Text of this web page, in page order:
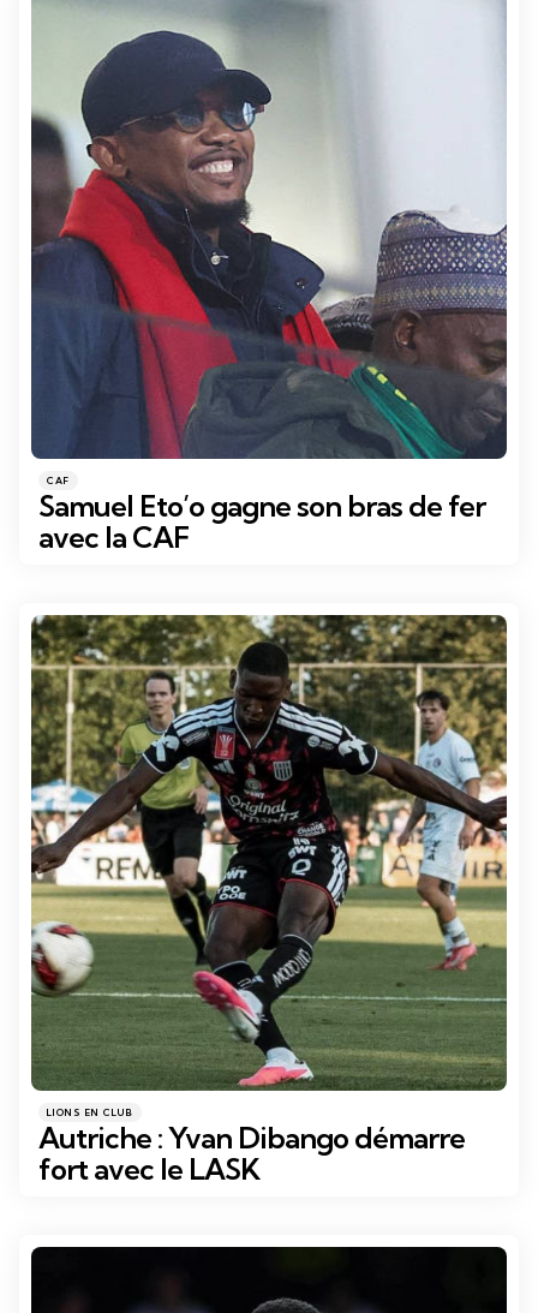
Catégories
Posté
dans
CAF
Samuel Eto’o gagne son bras de fer
avec la CAF
Catégories
Posté
dans
LIONS EN CLUB
Autriche : Yvan Dibango démarre
fort avec le LASK